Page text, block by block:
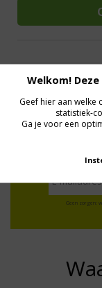
Al 15 jaar
We know logistics
Geen zorgen:
Welkom!
Geef hier aan welke
statistiek-
Ga je voor een